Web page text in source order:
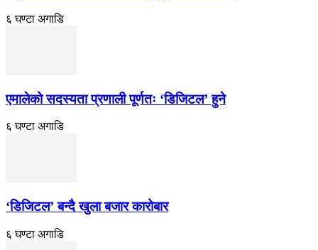
६ घण्टा अगाडि
एमालेको सदस्यता प्रणाली पूर्णतः ‘डिजिटल’ हुने
६ घण्टा अगाडि
‘डिजिटल’ बन्दै खुला बजार कारोबार
६ घण्टा अगाडि